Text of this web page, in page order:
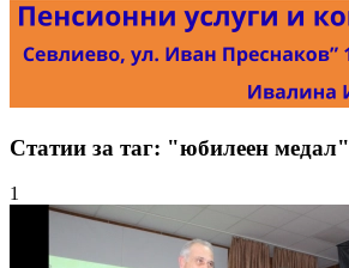
Статии за таг: "юбилеен медал"
1